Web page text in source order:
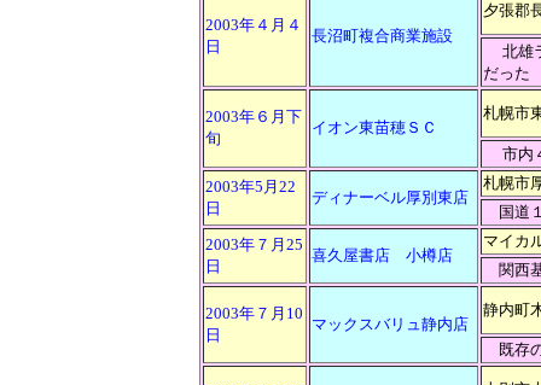
2003年４月４
日
長沼町複合商業施設
夕張郡
北雄
だった
2003年６月下
旬
イオン東苗穂ＳＣ
札幌市
市内
2003年5月22
日
ディナーベル厚別東店
札幌市
国道
2003年７月25
日
喜久屋書店 小樽店
マイカ
関西
2003年７月10
日
マックスバリュ静内店
静内町
既存